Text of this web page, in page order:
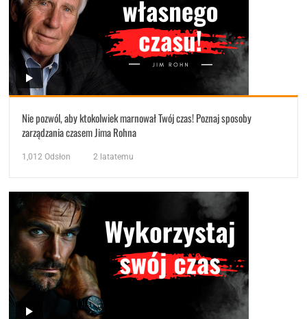
Nie pozwól, aby ktokolwiek marnował Twój czas! Poznaj sposoby
zarządzania czasem Jima Rohna
1,012 Odsłon 2 latatemu